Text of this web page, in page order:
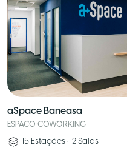
aSpace Baneasa
ESPACO COWORKING
15 Estações • 2 Salas